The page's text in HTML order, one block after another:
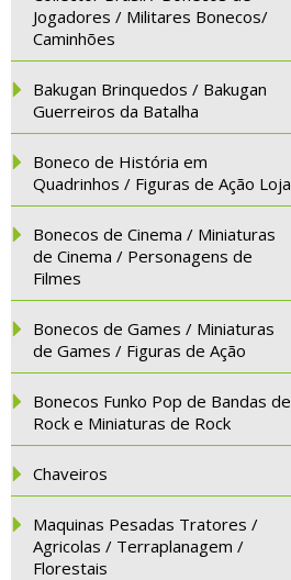
Jogadores / Militares Bonecos/
Caminhões
Bakugan Brinquedos / Bakugan
Guerreiros da Batalha
Boneco de História em
Quadrinhos / Figuras de Ação Loja
Bonecos de Cinema / Miniaturas
de Cinema / Personagens de
Filmes
Bonecos de Games / Miniaturas
de Games / Figuras de Ação
Bonecos Funko Pop de Bandas de
Rock e Miniaturas de Rock
Chaveiros
Maquinas Pesadas Tratores /
Agricolas / Terraplanagem /
Florestais